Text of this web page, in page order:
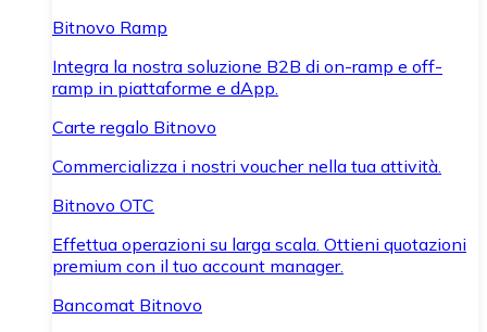
Bitnovo Ramp
Integra la nostra soluzione B2B di on-ramp e off-
ramp in piattaforme e dApp.
Carte regalo Bitnovo
Commercializza i nostri voucher nella tua attività.
Bitnovo OTC
Effettua operazioni su larga scala. Ottieni quotazioni
premium con il tuo account manager.
Bancomat Bitnovo